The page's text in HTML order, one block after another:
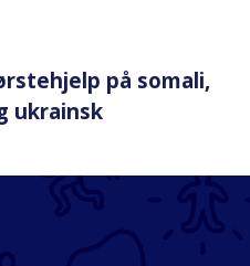
på somali,
ukrainsk